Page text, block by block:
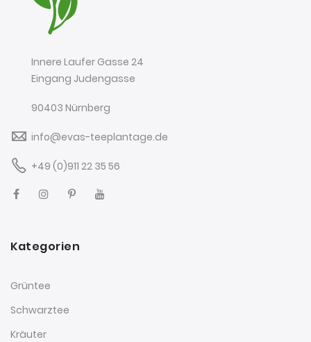
Innere Laufer Gasse 24
Eingang Judengasse
90403 Nürnberg
info@evas-teeplantage.de
+49 (0)911 22 35 56
Kategorien
Grüntee
Schwarztee
Kräuter